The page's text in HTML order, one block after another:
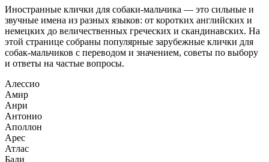
Иностранные клички для собаки-мальчика — это сильные и
звучные имена из разных языков: от коротких английских и
немецких до величественных греческих и скандинавских. На
этой странице собраны популярные зарубежные клички для
собак-мальчиков с переводом и значением, советы по выбору
и ответы на частые вопросы.
Алессио
Амир
Анри
Антонио
Аполлон
Арес
Атлас
Бади